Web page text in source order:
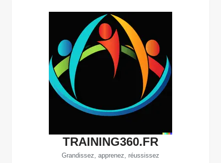
TRAINING360.FR
Grandissez, apprenez, réussissez